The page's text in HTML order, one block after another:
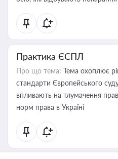
Практика ЄСПЛ
Про що тема: Тема охоплює
стандарти Європейського
впливають на тлумачення
норм права в Україні